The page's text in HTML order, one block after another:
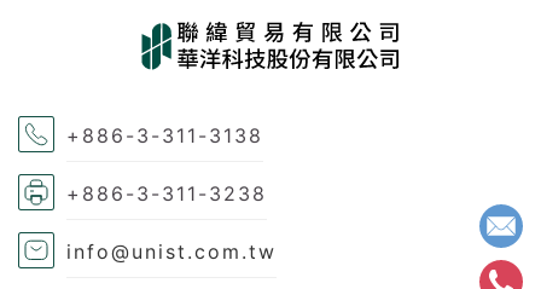
+886-3-311-3138
+886-3-311-3238
info@unist.com.tw